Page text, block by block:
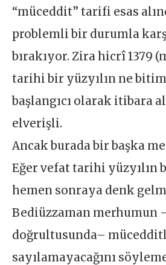
“müceddit” tarifi esas
problemli bir durumla
bırakıyor. Zira hicrî 1379
tarihi bir yüzyılın ne
başlangıcı olarak itibara
elverişli.
Ancak burada bir başka
Eğer vefat tarihi yüzyılın
hemen sonraya denk
Bediüzzaman merhumun
doğrultusunda–
sayılamayacağını